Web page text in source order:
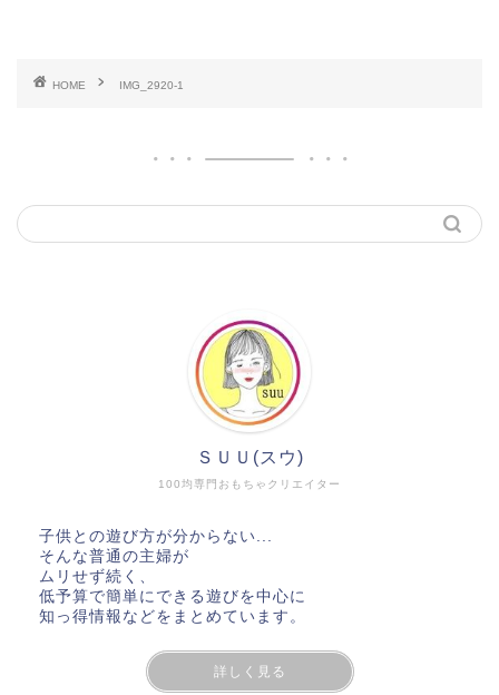
HOME IMG_2920-1
100均専門おもちゃクリエイター
ＳＵＵ(スウ)
子供との遊び方が分からない...
そんな普通の主婦が
ムリせず続く、
低予算で簡単にできる遊びを中心に
知っ得情報などをまとめています。
詳しく見る